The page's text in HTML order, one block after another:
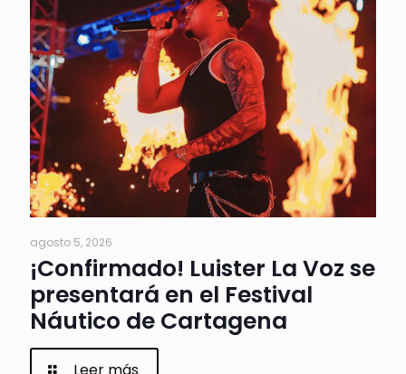
agosto 5, 2026
¡Confirmado! Luister La Voz se
presentará en el Festival
Náutico de Cartagena
Leer más